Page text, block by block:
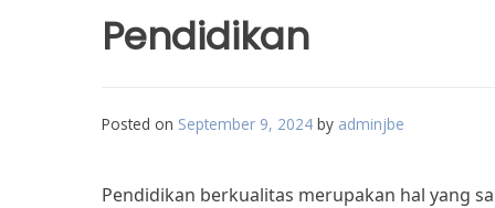
Pendidikan
Posted on September 9, 2024 by adminjbe
Pendidikan berkualitas merupakan hal yang